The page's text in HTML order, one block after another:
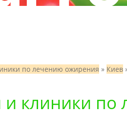
по лечению ожирения » Киев
и клиники по